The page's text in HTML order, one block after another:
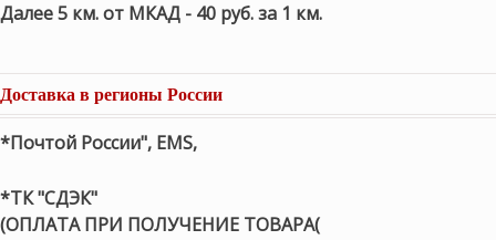
Далее 5 км. от МКАД - 40 руб. за 1 км.
Доставка в регионы России
*Почтой России", EMS,
*ТК "СДЭК"
(ОПЛАТА ПРИ ПОЛУЧЕНИЕ ТОВАРА(